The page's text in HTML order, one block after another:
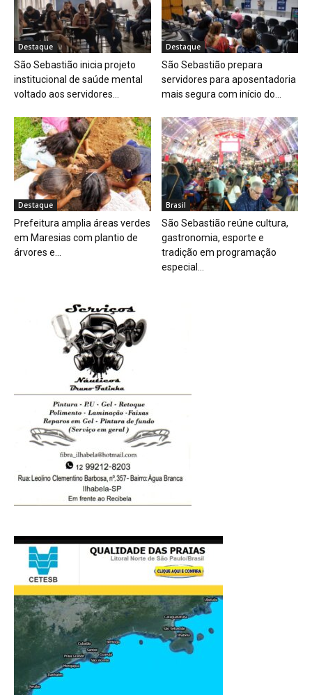
Destaque
São Sebastião inicia projeto
institucional de saúde mental
voltado aos servidores...
Destaque
São Sebastião prepara
servidores para aposentadoria
mais segura com início do...
Destaque
Prefeitura amplia áreas verdes
em Maresias com plantio de
árvores e...
Brasil
São Sebastião reúne cultura,
gastronomia, esporte e
tradição em programação
especial...